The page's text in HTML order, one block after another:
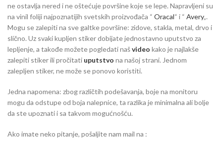
ne ostavlja nered i ne oštećuje površine koje se lepe. Napravljeni su
na vinil foliji najpoznatijih svetskih proizvođača “ Oracal“ i “ Avery„.
Mogu se zalepiti na sve galtke površine: zidove, stakla, metal, drvo i
slično. Uz svaki kupljen stiker dobijate jednostavno uputstvo za
lepljenje, a takođe možete pogledati našvideo kako je najlakše
zalepiti stiker ili pročitati uputstvo na našoj strani. Jednom
zalepljen stiker, ne može se ponovo koristiti.
Jedna napomena: zbog različtih podešavanja, boje na monitoru
mogu da odstupe od boja nalepnice, ta razlika je minimalna ali bolje
da ste upoznati i sa takvom mogućnošću.
Ako imate neko pitanje, pošaljite nam mail na :